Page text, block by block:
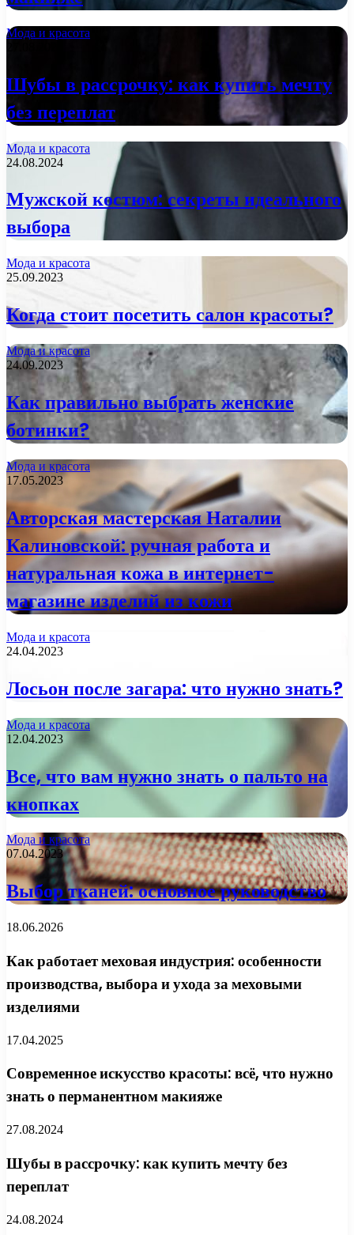
Мода и красота
Шубы в рассрочку: как купить мечту
без переплат
Мода и красота
24.08.2024
Мужской костюм: секреты идеального
выбора
Мода и красота
25.09.2023
Когда стоит посетить салон красоты?
Мода и красота
24.09.2023
Как правильно выбрать женские
ботинки?
Мода и красота
17.05.2023
Авторская мастерская Наталии
Калиновской: ручная работа и
натуральная кожа в интернет-
магазине изделий из кожи
Мода и красота
24.04.2023
Лосьон после загара: что нужно знать?
Мода и красота
12.04.2023
Все, что вам нужно знать о пальто на
кнопках
Мода и красота
07.04.2023
Выбор тканей: основное руководство
18.06.2026
Как работает меховая индустрия: особенности
производства, выбора и ухода за меховыми
изделиями
17.04.2025
Современное искусство красоты: всё, что нужно
знать о перманентном макияже
27.08.2024
Шубы в рассрочку: как купить мечту без
переплат
24.08.2024